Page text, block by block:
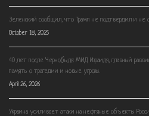
Зеленский сообщил, что Трамп не подтвердил и не
October 18, 2025
40 лет после Чернобыля: МИД Израиля, главный
память о трагедии и новые угрозы.
April 26, 2026
Украина усиливает атаки на нефтяные объекты